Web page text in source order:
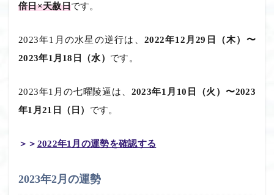
倍日×天赦日です。
2023年1月の水星の逆行は、 2022年12月29日（木）〜
2023年1月18日（水） です。
2023年1月の七曜陵逼は、 2023年1月10日（火）〜2023
年1月21日（日） です。
＞＞ 2022年1月の運勢を確認する
2023年2月の運勢